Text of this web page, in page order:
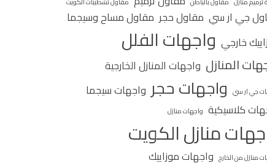
جي ار سي مقاول حجر مقاول مساح وسيجما
خارجي واجهات الفلل
المنازل واجهات المنازل الخارجية
جي ار سي واجهات حجر واجهات سيجما
كلاسيكية واجهات منازل
منازل الكويت
منازل من الخارج واجهات موزاييك